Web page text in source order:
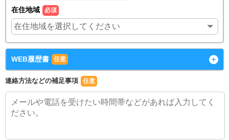
在住地域 必須
WEB履歴書 任意 +
連絡方法などの補足事項 任意